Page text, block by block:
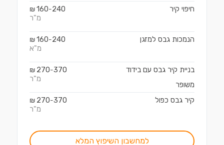
חיפוי קיר 160-240
₪
מ"ר
הנמכות גבס למזגן 160-240
₪
מ"א
בניית קיר גבס עם בידוד
משופר
270-370
₪
מ"ר
קיר גבס כפול 270-370
₪
מ"ר
למחשבון השיפוץ המלא